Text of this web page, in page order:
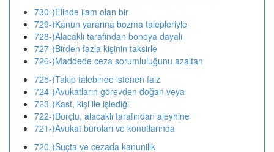
730-)Elinde ilam olan bir
729-)Kanun yararına bozma talepleriyle
728-)Alacaklı tarafından bonoya dayalı
727-)Birden fazla kişinin taksirle
726-)Maddede ceza sorumluluğunu azaltan
725-)Takip talebinde istenen faiz
724-)Avukatların görevden doğan veya
723-)Kast, kişi ile işlediği
722-)Borçlu, alacaklı tarafından aleyhine
721-)Avukat büroları ve konutlarında
720-)Suçta ve cezada kanunilik